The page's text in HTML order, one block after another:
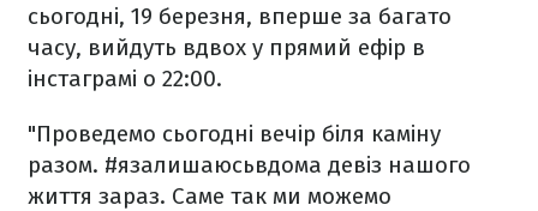
сьогодні, 19 березня, вперше за багато
часу, вийдуть вдвох у прямий ефір в
інстаграмі о 22:00.
"Проведемо сьогодні вечір біля каміну
разом. #язалишаюсьвдома девіз нашого
життя зараз. Саме так ми можемо